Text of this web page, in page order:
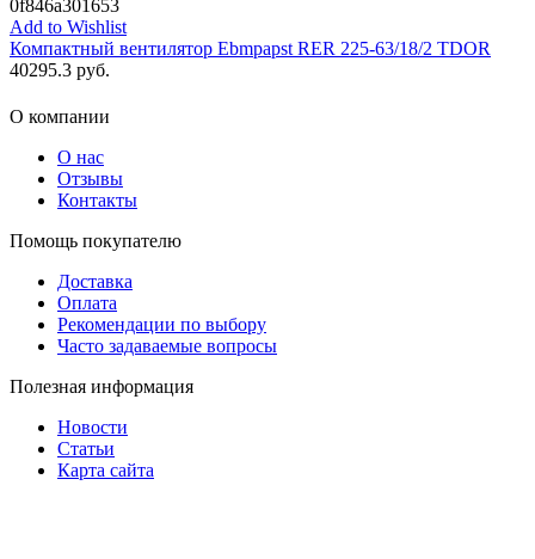
0f846a301653
Add to Wishlist
Компактный вентилятор Ebmpapst RER 225-63/18/2 TDOR
40295.3 руб.
О компании
О нас
Отзывы
Контакты
Помощь покупателю
Доставка
Оплата
Рекомендации по выбору
Часто задаваемые вопросы
Полезная информация
Новости
Статьи
Карта сайта